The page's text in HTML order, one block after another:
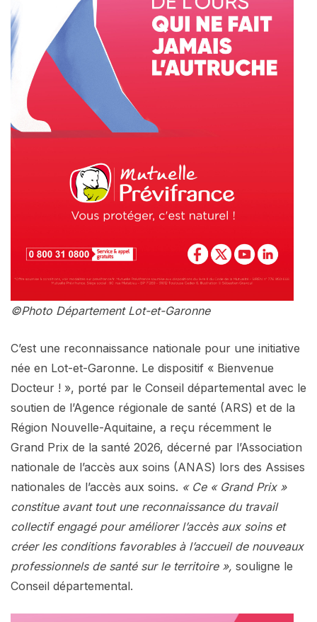
©Photo Département Lot-et-Garonne
C’est une reconnaissance nationale pour une initiative
née en Lot-et-Garonne. Le dispositif « Bienvenue
Docteur ! », porté par le Conseil départemental avec le
soutien de l’Agence régionale de santé (ARS) et de la
Région Nouvelle-Aquitaine, a reçu récemment le
Grand Prix de la santé 2026, décerné par l’Association
nationale de l’accès aux soins (ANAS) lors des Assises
nationales de l’accès aux soins. « Ce « Grand Prix »
constitue avant tout une reconnaissance du travail
collectif engagé pour améliorer l’accès aux soins et
créer les conditions favorables à l’accueil de nouveaux
professionnels de santé sur le territoire », souligne le
Conseil départemental.